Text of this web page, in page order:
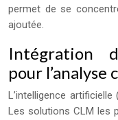
permet de se
ajoutée.
Intégration
pour
L’intelligence
Les solutions CLM les